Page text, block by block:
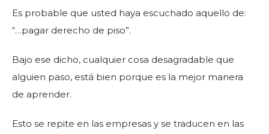
Es probable que usted haya escuchado aquello de:
“…pagar derecho de piso”.
Bajo ese dicho, cualquier cosa desagradable que
alguien paso, está bien porque es la mejor manera
de aprender.
Esto se repite en las empresas y se traducen en las